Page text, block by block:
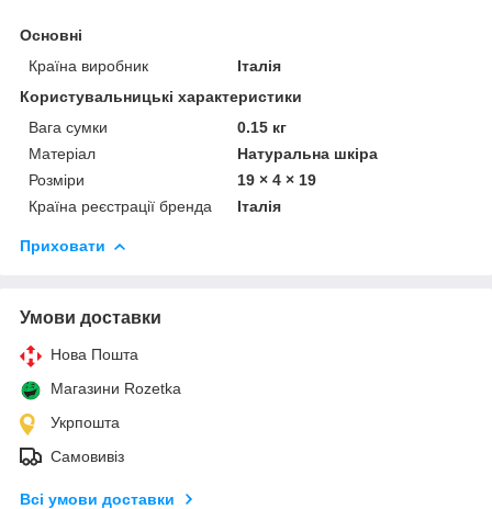
Основні
Країна виробник
Італія
Користувальницькі характеристики
Вага сумки
0.15 кг
Матеріал
Натуральна шкіра
Розміри
19 × 4 × 19
Країна реєстрації бренда
Італія
Приховати
Умови доставки
Нова Пошта
Магазини Rozetka
Укрпошта
Самовивіз
Всі умови доставки